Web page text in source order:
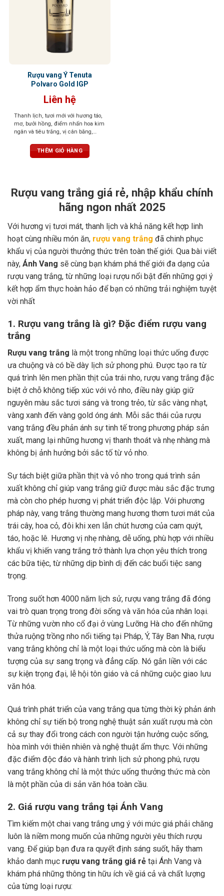
Rượu vang Ý Tenuta
Polvaro Gold IGP
Liên hệ
Thanh lịch, tươi mới với hương táo,
mơ, bưởi hồng, điểm nhấn hoa kim
ngân và tiêu trắng, vị cân bằng,
THÊM GIỎ HÀNG
Rượu vang trắng giá rẻ, nhập khẩu chính
hãng ngon nhất 2025
Với hương vị tươi mát, thanh lịch và khả năng kết hợp linh
hoạt cùng nhiều món ăn, rượu vang trắng đã chinh phục
khẩu vị của người thưởng thức trên toàn thế giới. Qua bài viết
này, Ánh Vang sẽ cùng bạn khám phá thế giới đa dạng của
rượu vang trắng, từ những loại rượu nổi bật đến những gợi ý
kết hợp ẩm thực hoàn hảo để bạn có những trải nghiệm tuyệt
vời nhất
1. Rượu vang trắng là gì? Đặc điểm rượu vang
trắng
Rượu vang trắng là một trong những loại thức uống được
ưa chuộng và có bề dày lịch sử phong phú. Được tạo ra từ
quá trình lên men phần thịt của trái nho, rượu vang trắng đặc
biệt ở chỗ không tiếp xúc với vỏ nho, điều này giúp giữ
nguyên màu sắc tươi sáng và trong trẻo, từ sắc vàng nhạt,
vàng xanh đến vàng gold óng ánh. Mỗi sắc thái của rượu
vang trắng đều phản ánh sự tinh tế trong phương pháp sản
xuất, mang lại những hương vị thanh thoát và nhẹ nhàng mà
không bị ảnh hưởng bởi sắc tố từ vỏ nho.
Sự tách biệt giữa phần thịt và vỏ nho trong quá trình sản
xuất không chỉ giúp vang trắng giữ được màu sắc đặc trưng
mà còn cho phép hương vị phát triển độc lập. Với phương
pháp này, vang trắng thường mang hương thơm tươi mát của
trái cây, hoa cỏ, đôi khi xen lẫn chút hương của cam quýt,
táo, hoặc lê. Hương vị nhẹ nhàng, dễ uống, phù hợp với nhiều
khẩu vị khiến vang trắng trở thành lựa chọn yêu thích trong
các bữa tiệc, từ những dịp bình dị đến các buổi tiệc sang
trọng.
Trong suốt hơn 4000 năm lịch sử, rượu vang trắng đã đóng
vai trò quan trọng trong đời sống và văn hóa của nhân loại.
Từ những vườn nho cổ đại ở vùng Lưỡng Hà cho đến những
thửa ruộng trồng nho nổi tiếng tại Pháp, Ý, Tây Ban Nha, rượu
vang trắng không chỉ là một loại thức uống mà còn là biểu
tượng của sự sang trọng và đẳng cấp. Nó gắn liền với các
sự kiện trọng đại, lễ hội tôn giáo và cả những cuộc giao lưu
văn hóa.
Quá trình phát triển của vang trắng qua từng thời kỳ phản ánh
không chỉ sự tiến bộ trong nghệ thuật sản xuất rượu mà còn
cả sự thay đổi trong cách con người tận hưởng cuộc sống,
hòa mình với thiên nhiên và nghệ thuật ẩm thực. Với những
đặc điểm độc đáo và hành trình lịch sử phong phú, rượu
vang trắng không chỉ là một thức uống thưởng thức mà còn
là một phần của di sản văn hóa toàn cầu.
2. Giá rượu vang trắng tại Ánh Vang
Tìm kiếm một chai vang trắng ưng ý với mức giá phải chăng
luôn là niềm mong muốn của những người yêu thích rượu
vang. Để giúp bạn đưa ra quyết định sáng suốt, hãy tham
khảo danh mục rượu vang trắng giá rẻ tại Ánh Vang và
khám phá những thông tin hữu ích về giá cả và chất lượng
của từng loại rượu: